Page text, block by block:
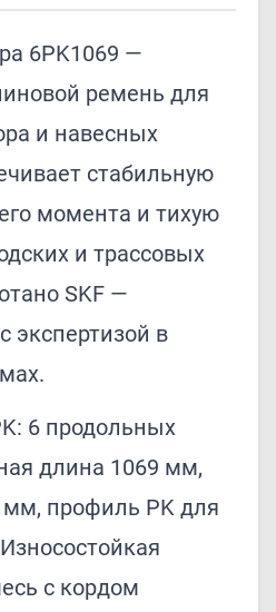
6PK1069 —
ремень для
и навесных
стабильную
момента и тихую
и трассовых
SKF —
экспертизой в
6 продольных
длина 1069 мм,
профиль PK для
с кордом